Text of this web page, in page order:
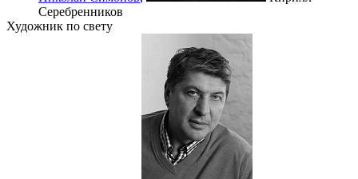
Серебренников
Художник по свету